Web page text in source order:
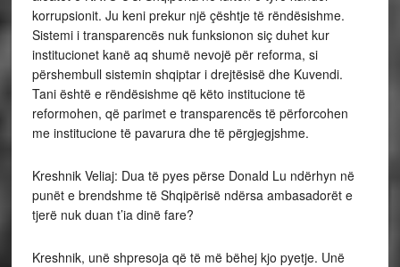
korrupsionit. Ju keni prekur një çështje të rëndësishme.
Sistemi i transparencës nuk funksionon siç duhet kur
institucionet kanë aq shumë nevojë për reforma, si
përshembull sistemin shqiptar i drejtësisë dhe Kuvendi.
Tani është e rëndësishme që këto institucione të
reformohen, që parimet e transparencës të përforcohen
me institucione të pavarura dhe të përgjegjshme.
Kreshnik Veliaj: Dua të pyes përse Donald Lu ndërhyn në
punët e brendshme të Shqipërisë ndërsa ambasadorët e
tjerë nuk duan t’ia dinë fare?
Kreshnik, unë shpresoja që të më bëhej kjo pyetje. Unë